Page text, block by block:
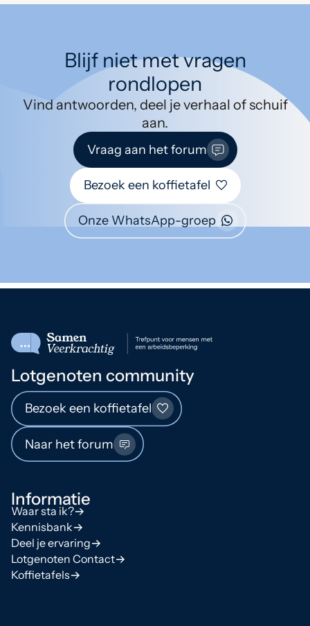
Blijf niet met vragen
rondlopen
Vind antwoorden, deel je verhaal of schuif
aan.
Vraag aan het forum
Bezoek een koffietafel
Onze WhatsApp-groep
Lotgenoten community
Bezoek een koffietafel
Naar het forum
Informatie
Waar sta ik?
Kennisbank
Deel je ervaring
Lotgenoten Contact
Koffietafels